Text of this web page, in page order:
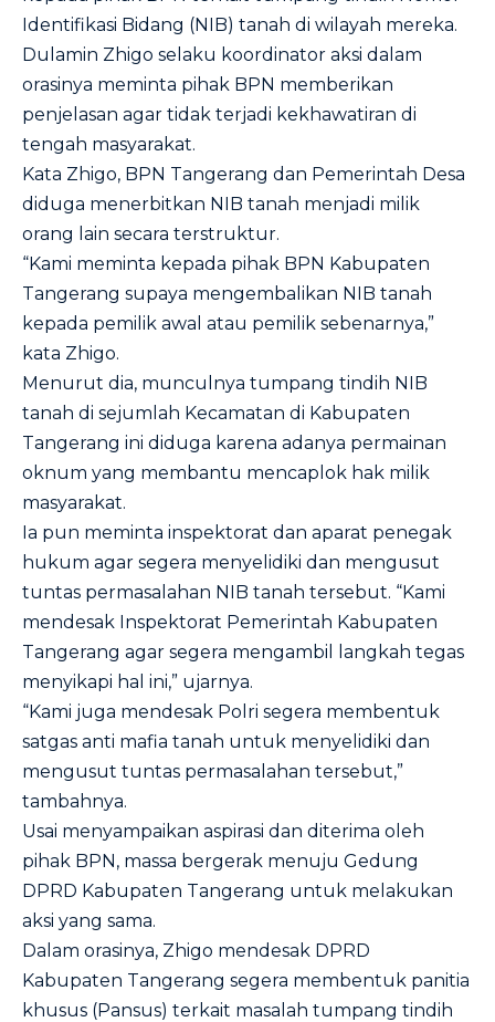
Identifikasi Bidang (NIB) tanah di wilayah mereka.
Dulamin Zhigo selaku koordinator aksi dalam
orasinya meminta pihak BPN memberikan
penjelasan agar tidak terjadi kekhawatiran di
tengah masyarakat.
Kata Zhigo, BPN Tangerang dan Pemerintah Desa
diduga menerbitkan NIB tanah menjadi milik
orang lain secara terstruktur.
“Kami meminta kepada pihak BPN Kabupaten
Tangerang supaya mengembalikan NIB tanah
kepada pemilik awal atau pemilik sebenarnya,”
kata Zhigo.
Menurut dia, munculnya tumpang tindih NIB
tanah di sejumlah Kecamatan di Kabupaten
Tangerang ini diduga karena adanya permainan
oknum yang membantu mencaplok hak milik
masyarakat.
Ia pun meminta inspektorat dan aparat penegak
hukum agar segera menyelidiki dan mengusut
tuntas permasalahan NIB tanah tersebut. “Kami
mendesak Inspektorat Pemerintah Kabupaten
Tangerang agar segera mengambil langkah tegas
menyikapi hal ini,” ujarnya.
“Kami juga mendesak Polri segera membentuk
satgas anti mafia tanah untuk menyelidiki dan
mengusut tuntas permasalahan tersebut,”
tambahnya.
Usai menyampaikan aspirasi dan diterima oleh
pihak BPN, massa bergerak menuju Gedung
DPRD Kabupaten Tangerang untuk melakukan
aksi yang sama.
Dalam orasinya, Zhigo mendesak DPRD
Kabupaten Tangerang segera membentuk panitia
khusus (Pansus) terkait masalah tumpang tindih